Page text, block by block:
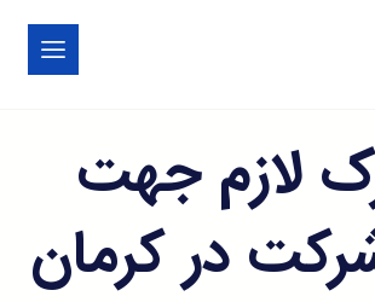
لازم جهت
در کرمان